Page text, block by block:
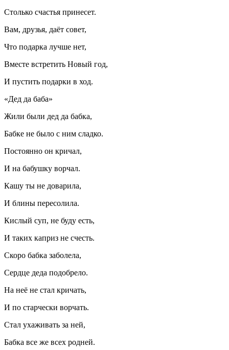
Столько счастья принесет.
Вам, друзья, даёт совет,
Что подарка лучше нет,
Вместе встретить Новый год,
И пустить подарки в ход.
«Дед да баба»
Жили были дед да бабка,
Бабке не было с ним сладко.
Постоянно он кричал,
И на бабушку ворчал.
Кашу ты не доварила,
И блины пересолила.
Кислый суп, не буду есть,
И таких каприз не счесть.
Скоро бабка заболела,
Сердце деда подобрело.
На неё не стал кричать,
И по старчески ворчать.
Стал ухаживать за ней,
Бабка все же всех родней.